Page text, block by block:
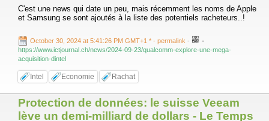
C'est une news qui date un peu, mais récemment les noms de Apple
et Samsung se sont ajoutés à la liste des potentiels racheteurs..!
October 30, 2024 at 5:41:26 PM GMT+1 * - permalink - -
https://www.ictjournal.ch/news/2024-09-23/qualcomm-explore-une-mega-
acquisition-dintel
Intel Economie Rachat
Protection de données: le suisse Veeam
lève un demi-milliard de dollars - Le Temps